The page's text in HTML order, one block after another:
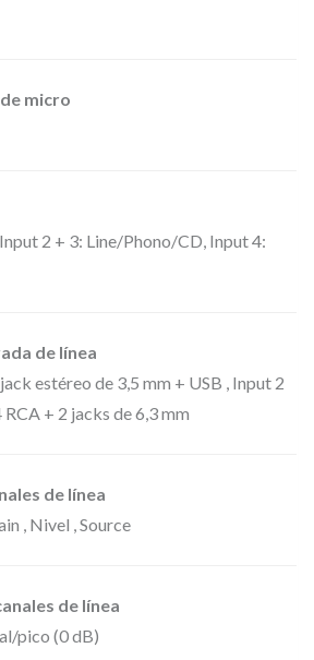
micro
2 + 3: Line/Phono/CD, Input 4:
de línea
estéreo de 3,5 mm + USB , Input 2
+ 2 jacks de 6,3 mm
de línea
, Nivel , Source
de línea
pico (0 dB)